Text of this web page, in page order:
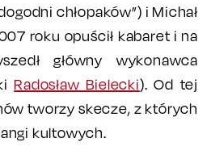
chłopaków”) i Michał
roku opuścił kabaret i na
główny wykonawca
Radosław Bielecki). Od tej
tworzy skecze, z których
kultowych.